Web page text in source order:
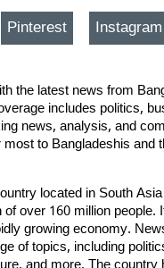
Pinterest Instagram
the latest news from
includes politics,
news, analysis, and
to Bangladeshis and
located in South
of over 160 million people.
growing economy.
of topics, including